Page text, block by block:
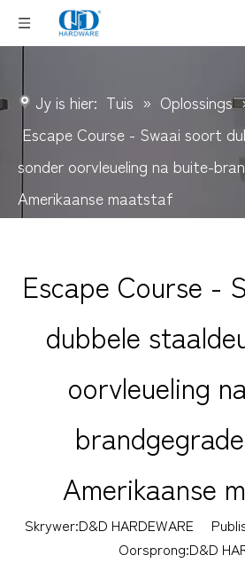
Jy is hier: Tuis » Oplossings
Escape Course - Swaai soort
sonder oorvleueling na buite-
Amerikaanse maatstaf
Escape Course -
dubbele
oorvleueling
Amerikaanse
Skrywer:D&D HARDEWARE
Oorsprong:D&D